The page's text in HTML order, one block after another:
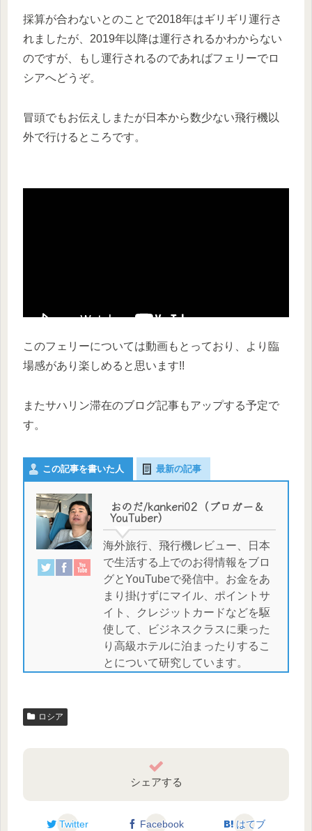
採算が合わないとのことで2018年はギリギリ運行さ
れましたが、2019年以降は運行されるかわからない
のですが、もし運行されるのであればフェリーでロ
シアへどうぞ。
冒頭でもお伝えしまたが日本から数少ない飛行機以
外で行けるところです。
このフェリーについては動画もとっており、より臨
場感があり楽しめると思います!!
またサハリン滞在のブログ記事もアップする予定で
す。
この記事を書いた人 最新の記事
おのだ/kankeri02（ブロガー＆
YouTuber）
海外旅行、飛行機レビュー、日本
で生活する上でのお得情報をブロ
グとYouTubeで発信中。お金をあ
まり掛けずにマイル、ポイントサ
イト、クレジットカードなどを駆
使して、ビジネスクラスに乗った
り高級ホテルに泊まったりするこ
とについて研究しています。
ロシア
シェアする
Twitter Facebook はてブ